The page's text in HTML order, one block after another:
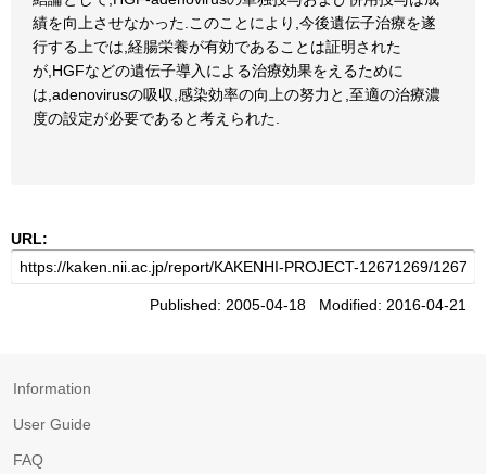
績を向上させなかった.このことにより,今後遺伝子治療を遂
行する上では,経腸栄養が有効であることは証明された
が,HGFなどの遺伝子導入による治療効果をえるために
は,adenovirusの吸収,感染効率の向上の努力と,至適の治療濃
度の設定が必要であると考えられた.
URL:
Published: 2005-04-18 Modified: 2016-04-21
Information
User Guide
FAQ